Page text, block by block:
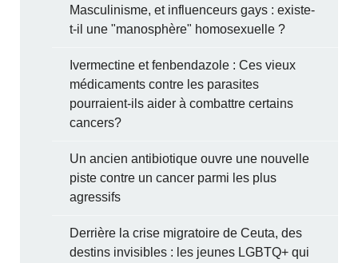
Masculinisme, et influenceurs gays : existe-
t-il une "manosphère" homosexuelle ?
Ivermectine et fenbendazole : Ces vieux
médicaments contre les parasites
pourraient-ils aider à combattre certains
cancers?
Un ancien antibiotique ouvre une nouvelle
piste contre un cancer parmi les plus
agressifs
Derrière la crise migratoire de Ceuta, des
destins invisibles : les jeunes LGBTQ+ qui